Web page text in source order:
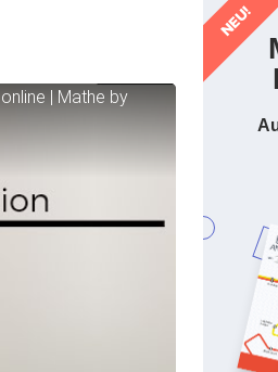
| Mathe by
NEU!